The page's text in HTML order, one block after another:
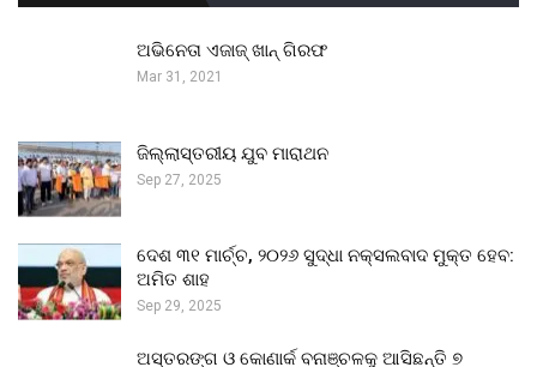
ଅଭିନେତା ଏଜାଜ୍ ଖାନ୍ ଗିରଫ
Mar 31, 2021
ଜିଲ୍ଲାସ୍ତରୀୟ ଯୁବ ମାରାଥନ
Sep 27, 2025
ଦେଶ ୩୧ ମାର୍ଚ୍ଚ, ୨୦୨୬ ସୁଦ୍ଧା ନକ୍ସଲବାଦ ମୁକ୍ତ ହେବ:
ଅମିତ ଶାହ
Sep 29, 2025
ଅସ୍ତରଙ୍ଗ ଓ କୋଣାର୍କ ବନାଞ୍ଚଳକୁ ଆସିଛନ୍ତି ୭